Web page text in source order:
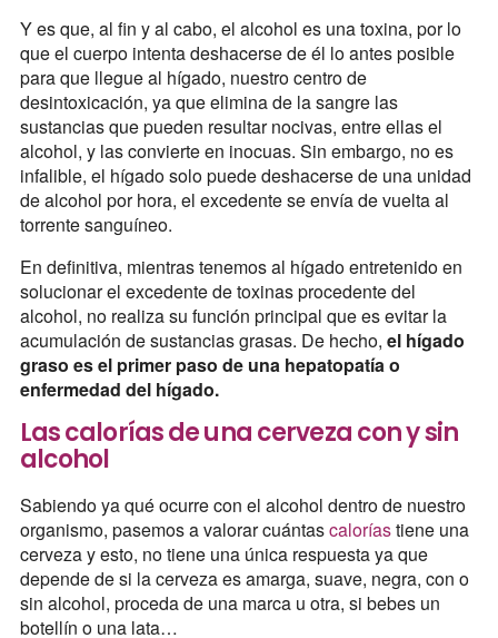
Y es que, al fin y al cabo, el alcohol es una toxina, por lo
que el cuerpo intenta deshacerse de él lo antes posible
para que llegue al hígado, nuestro centro de
desintoxicación, ya que elimina de la sangre las
sustancias que pueden resultar nocivas, entre ellas el
alcohol, y las convierte en inocuas. Sin embargo, no es
infalible, el hígado solo puede deshacerse de una unidad
de alcohol por hora, el excedente se envía de vuelta al
torrente sanguíneo.
En definitiva, mientras tenemos al hígado entretenido en
solucionar el excedente de toxinas procedente del
alcohol, no realiza su función principal que es evitar la
acumulación de sustancias grasas. De hecho, el hígado
graso es el primer paso de una hepatopatía o
enfermedad del hígado.
Las calorías de una cerveza con y sin
alcohol
Sabiendo ya qué ocurre con el alcohol dentro de nuestro
organismo, pasemos a valorar cuántascaloríastiene una
cerveza y esto, no tiene una única respuesta ya que
depende de si la cerveza es amarga, suave, negra, con o
sin alcohol, proceda de una marca u otra, si bebes un
botellín o una lata…